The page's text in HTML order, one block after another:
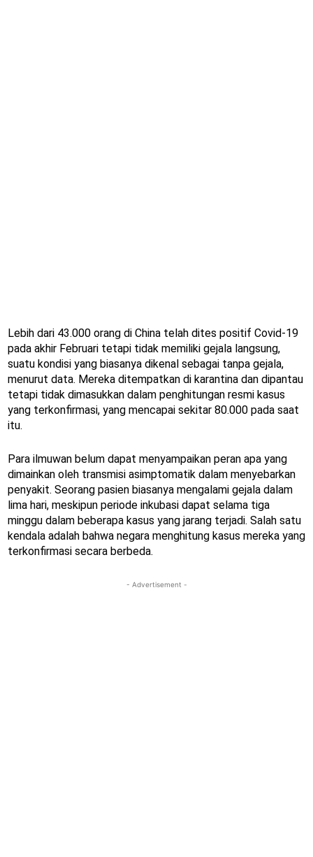
Lebih dari 43.000 orang di China telah dites positif Covid-19
pada akhir Februari tetapi tidak memiliki gejala langsung,
suatu kondisi yang biasanya dikenal sebagai tanpa gejala,
menurut data. Mereka ditempatkan di karantina dan dipantau
tetapi tidak dimasukkan dalam penghitungan resmi kasus
yang terkonfirmasi, yang mencapai sekitar 80.000 pada saat
itu.
Para ilmuwan belum dapat menyampaikan peran apa yang
dimainkan oleh transmisi asimptomatik dalam menyebarkan
penyakit. Seorang pasien biasanya mengalami gejala dalam
lima hari, meskipun periode inkubasi dapat selama tiga
minggu dalam beberapa kasus yang jarang terjadi. Salah satu
kendala adalah bahwa negara menghitung kasus mereka yang
terkonfirmasi secara berbeda.
- Advertisement -